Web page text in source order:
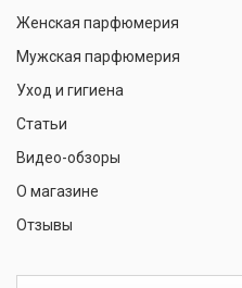
Женская парфюмерия
Мужская парфюмерия
Уход и гигиена
Статьи
Видео-обзоры
О магазине
Отзывы